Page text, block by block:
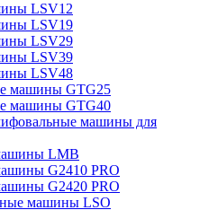
LSV12
LSV19
LSV29
LSV39
LSV48
машины GTG25
машины GTG40
машины для
LMB
G2410 PRO
G2420 PRO
машины LSO